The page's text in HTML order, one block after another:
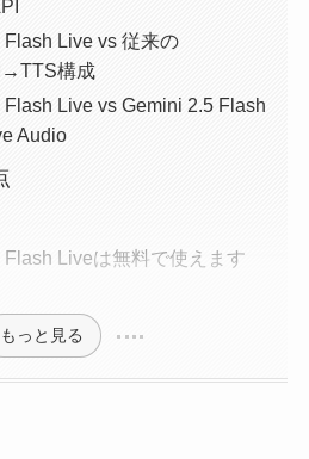
Live vs 従来の
構成
Live vs Gemini 2.5 Flash
Audio
Flash Liveは無料で使えます
もっと見る